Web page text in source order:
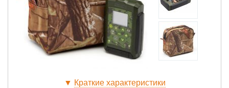
▼ Краткие характеристики